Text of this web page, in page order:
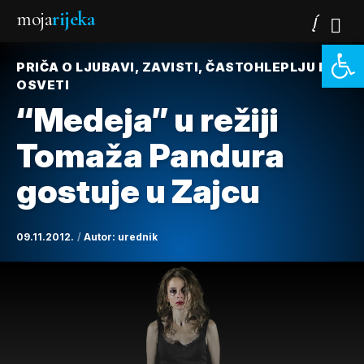
mojarijeka
PRIČA O LJUBAVI, ZAVISTI, ČASTOHLEPLJU I
OSVETI
“Medeja” u režiji
Tomaža Pandura
gostuje u Zajcu
09.11.2012. Autor: urednik